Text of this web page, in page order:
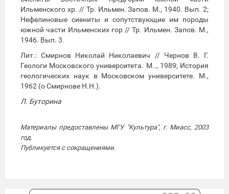
Ильменского хр. // Тр. Ильмен. Запов. М., 1940. Вып. 2;
Нефелиновые сиениты и сопутствующие им породы
южной части Ильменских гор // Тр. Ильмен. Запов. М.,
1946. Вып. 3.
Лит.: Смирнов Николай Николаевич // Чернов В. Г.
Геологи Московского университета. М.., 1989; История
геологических наук в Московском университете. М.,
1962 (о Смирнове Н.Н.).
Л. Буторина
Материалы предоставлены МГУ "Культура", г. Миасс, 2003
год.
Публикуется с сокращениями.